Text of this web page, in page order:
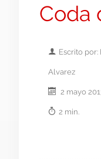
Coda
Escrito
Alvarez
2 mayo
2 min.